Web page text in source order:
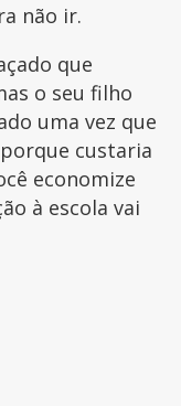
não ir.
que
o seu filho
uma vez que
custaria
economize
à escola vai